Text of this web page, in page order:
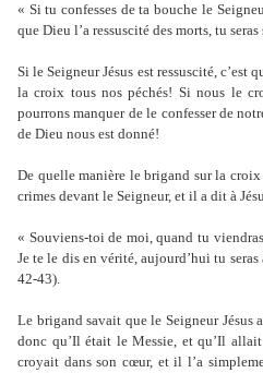
« Si tu confesses de ta bouche le
que Dieu l’a ressuscité des morts, tu
Si le Seigneur Jésus est ressuscité, c’est
la croix tous nos péchés! Si nous le
pourrons manquer de le confesser de
de Dieu nous est donné!
De quelle manière le brigand sur la
crimes devant le Seigneur, et il a dit à
« Souviens-toi de moi, quand tu
Je te le dis en vérité, aujourd’hui tu
42-43).
Le brigand savait que le Seigneur
donc qu’Il était le Messie, et qu’Il
croyait dans son cœur, et il l’a